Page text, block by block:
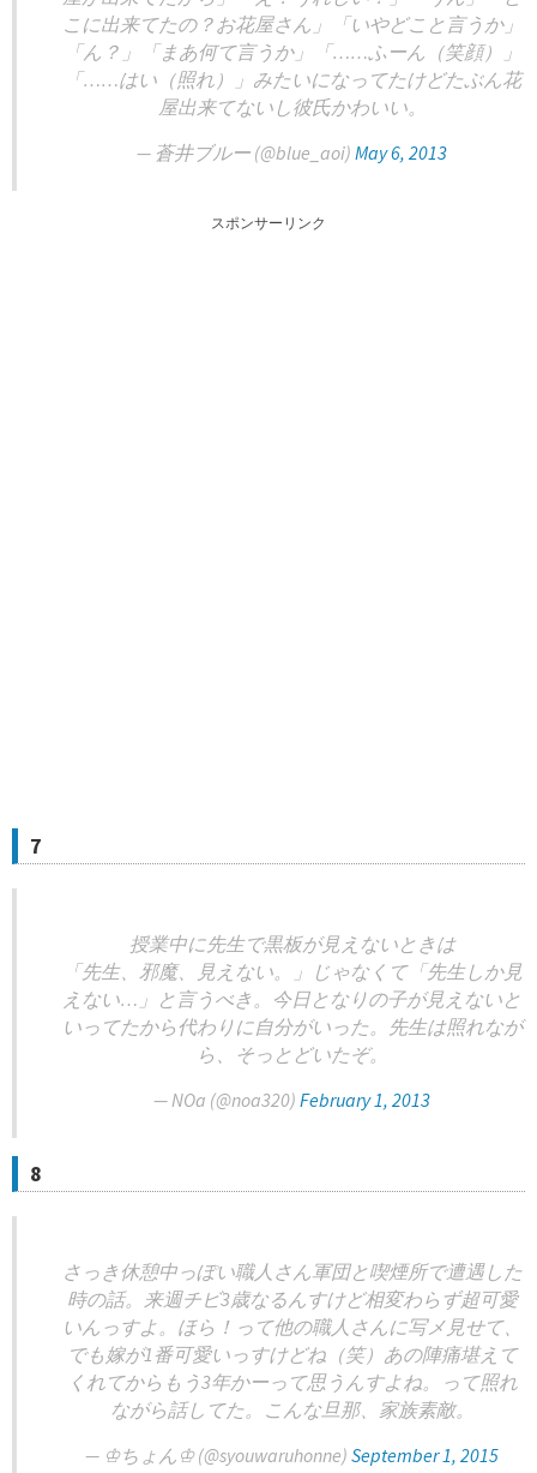
こに出来てたの？お花屋さん」「いやどこと言うか」
「ん？」「まあ何て言うか」「……ふーん（笑顔）」
「……はい（照れ）」みたいになってたけどたぶん花
屋出来てないし彼氏かわいい。
— 蒼井ブルー (@blue_aoi) May 6, 2013
スポンサーリンク
7
授業中に先生で黒板が見えないときは
「先生、邪魔、見えない。」じゃなくて「先生しか見
えない…」と言うべき。今日となりの子が見えないと
いってたから代わりに自分がいった。先生は照れなが
ら、そっとどいたぞ。
— NOa (@noa320) February 1, 2013
8
さっき休憩中っぽい職人さん軍団と喫煙所で遭遇した
時の話。来週チビ3歳なるんすけど相変わらず超可愛
いんっすよ。ほら！って他の職人さんに写メ見せて、
でも嫁が1番可愛いっすけどね（笑）あの陣痛堪えて
くれてからもう3年かーって思うんすよね。って照れ
ながら話してた。こんな旦那、家族素敵。
— ♔ちょん♔ (@syouwaruhonne) September 1, 2015